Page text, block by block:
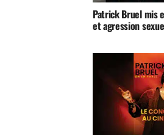
Patrick Bruel mis
et agression